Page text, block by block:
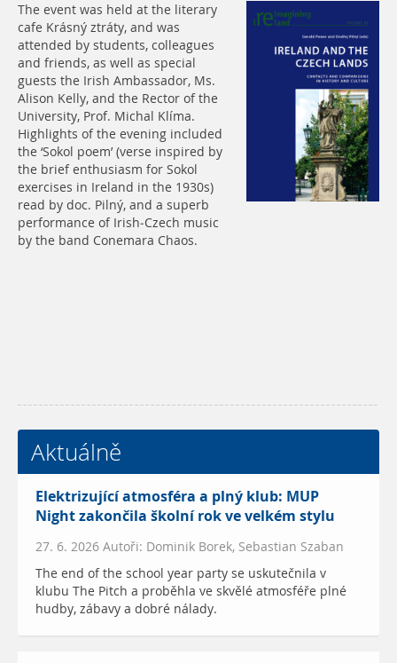
The event was held at the literary
cafe Krásný ztráty, and was
attended by students, colleagues
and friends, as well as special
guests the Irish Ambassador, Ms.
Alison Kelly, and the Rector of the
University, Prof. Michal Klíma.
Highlights of the evening included
the ‘Sokol poem’ (verse inspired by
the brief enthusiasm for Sokol
exercises in Ireland in the 1930s)
read by doc. Pilný, and a superb
performance of Irish-Czech music
by the band Conemara Chaos.
Aktuálně
Elektrizující atmosféra a plný klub: MUP
Night zakončila školní rok ve velkém stylu
27. 6. 2026 Autoři: Dominik Borek, Sebastian Szaban
The end of the school year party se uskutečnila v
klubu The Pitch a proběhla ve skvělé atmosféře plné
hudby, zábavy a dobré nálady.